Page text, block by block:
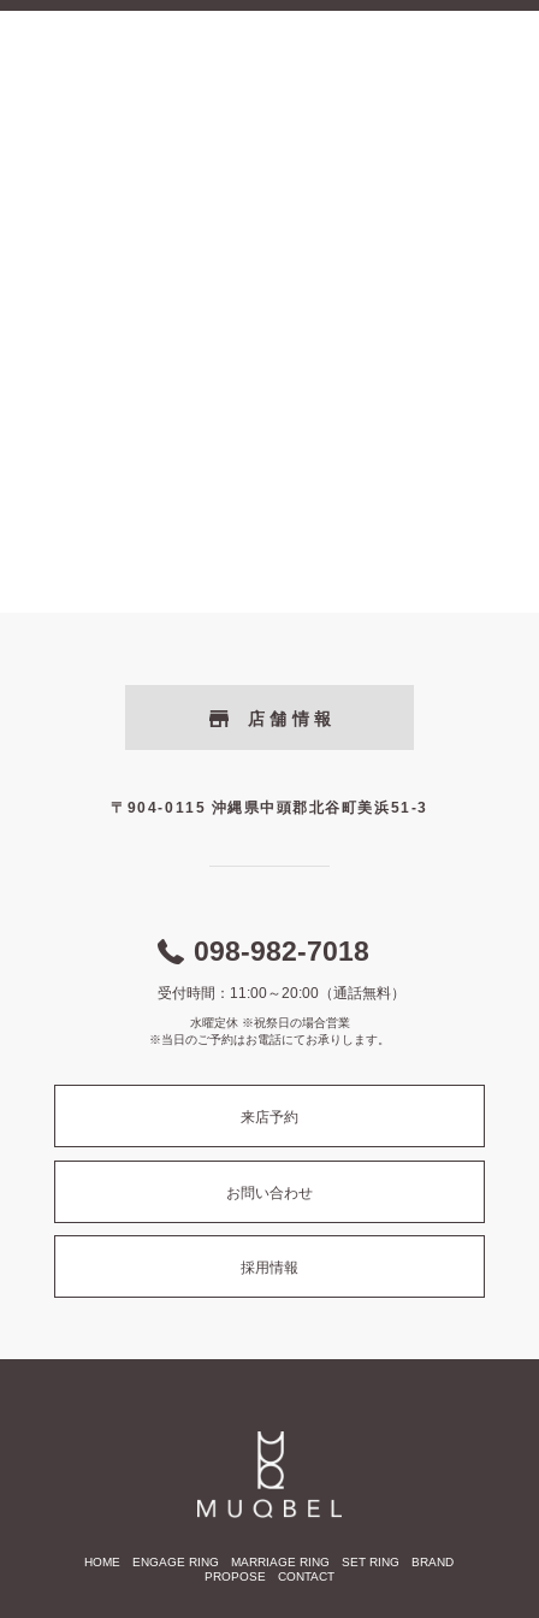
店舗情報
〒904-0115 沖縄県中頭郡北谷町美浜51-3
098-982-7018
受付時間：11:00～20:00（通話無料）
水曜定休 ※祝祭日の場合営業
※当日のご予約はお電話にてお承りします。
来店予約
お問い合わせ
採用情報
HOME ENGAGE RING MARRIAGE RING SET RING
BRAND
PROPOSE
CONTACT